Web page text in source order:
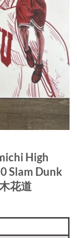
High
Slam Dunk
花道